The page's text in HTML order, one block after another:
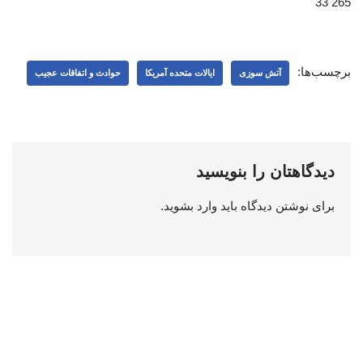
برچسب‌ها: آتش سوزی ایالات متحده آمریکا حوادث و اتفاقات عجیب
دیدگاهتان را بنویسید
برای نوشتن دیدگاه باید وارد بشوید.